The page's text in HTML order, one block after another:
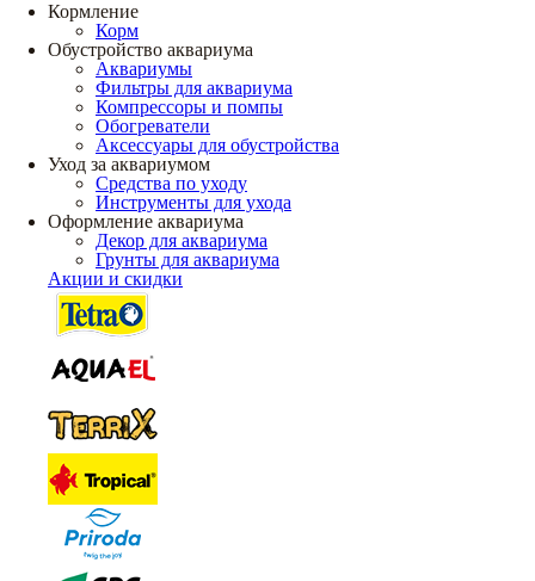
Кормление
Корм
Обустройство аквариума
Аквариумы
Фильтры для аквариума
Компрессоры и помпы
Обогреватели
Аксессуары для обустройства
Уход за аквариумом
Средства по уходу
Инструменты для ухода
Оформление аквариума
Декор для аквариума
Грунты для аквариума
Акции и скидки